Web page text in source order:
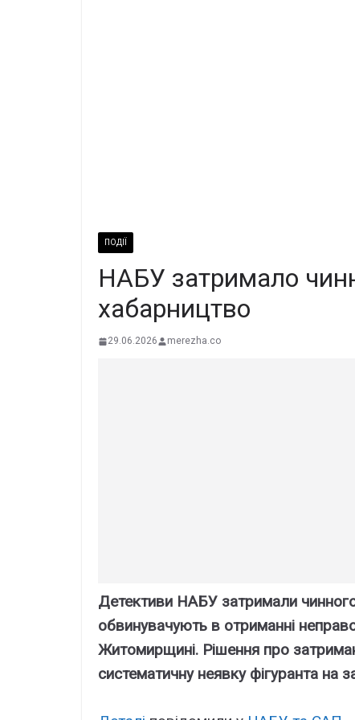
ПОДІЇ
НАБУ затримало
хабарництво
29.06.2026 merezha.co
Детективи НАБУ затримали
обвинувачують в отриманні
Житомирщині. Рішення про
систематичну неявку фігуранта на